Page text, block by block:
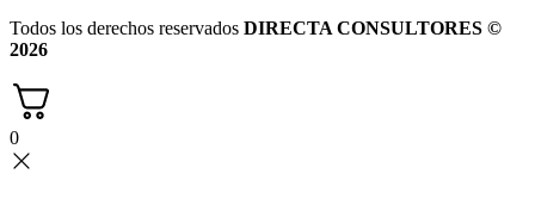
Todos los derechos reservados DIRECTA CONSULTORES ©
2026
0